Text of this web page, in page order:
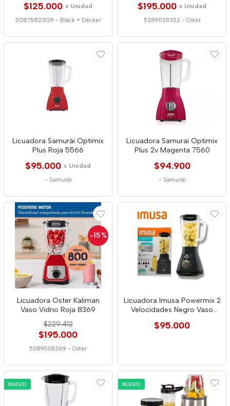
$125.000 x Unidad
50875823129 - Black + Decker
$195.000 x Unidad
53891138352 - Oster
Licuadora Samurái Optimix
Plus Roja 5566
$95.000 x Unidad
- Samurái
Licuadora Samurai Optimix
Plus 2v Magenta 7560
$94.900
- Samurái
-15 %
Licuadora Oster Kaliman
Vaso Vidrio Roja 8369
$229.412
$195.000
53891138369 - Oster
Licuadora Imusa Powermix 2
Velocidades Negro Vaso
$95.000
NUEVO NUEVO